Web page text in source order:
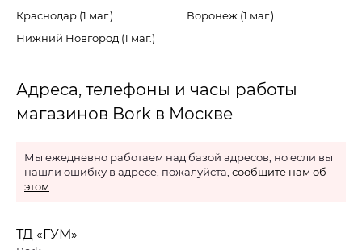
Краснодар (1 маг.)
Нижний Новгород (1 маг.)
Воронеж (1 маг.)
Адреса, телефоны и часы работы
магазинов Bork в Москве
Мы ежедневно работаем над базой адресов, но если вы
нашли ошибку в адресе, пожалуйста, сообщите нам об
этом
ТД «ГУМ»